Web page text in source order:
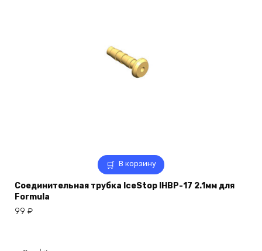
В корзину
Соединительная трубка IceStop IHBP-17 2.1мм для
Formula
99 ₽